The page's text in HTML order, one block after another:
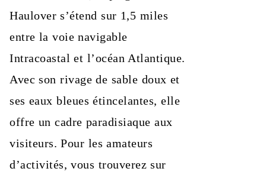
Haulover s’étend sur 1,5 miles
entre la voie navigable
Intracoastal et l’océan Atlantique.
Avec son rivage de sable doux et
ses eaux bleues étincelantes, elle
offre un cadre paradisiaque aux
visiteurs. Pour les amateurs
d’activités, vous trouverez sur